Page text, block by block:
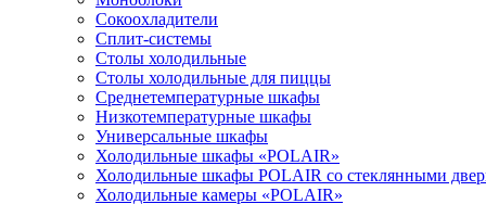
Сокоохладители
Сплит-системы
Столы холодильные
Столы холодильные для пиццы
Среднетемпературные шкафы
Низкотемпературные шкафы
Универсальные шкафы
Холодильные шкафы «POLAIR»
Холодильные шкафы POLAIR со стеклянными
Холодильные камеры «POLAIR»